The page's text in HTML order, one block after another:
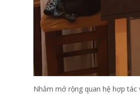
Nhằm mở rộng quan hệ hợp